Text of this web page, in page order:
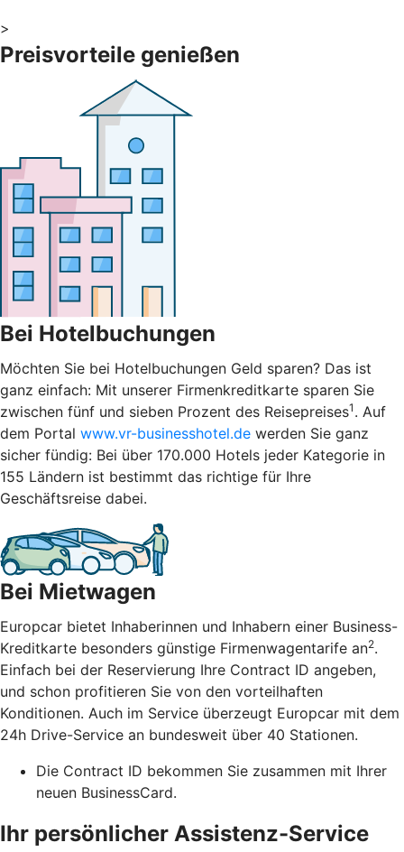
>
Preisvorteile genießen
Bei Hotelbuchungen
Möchten Sie bei Hotelbuchungen Geld sparen? Das ist
ganz einfach: Mit unserer Firmenkreditkarte sparen Sie
zwischen fünf und sieben Prozent des Reisepreises1 . Auf
dem Portal www.vr-businesshotel.de werden Sie ganz
sicher fündig: Bei über 170.000 Hotels jeder Kategorie in
155 Ländern ist bestimmt das richtige für Ihre
Geschäftsreise dabei.
Bei Mietwagen
Europcar bietet Inhaberinnen und Inhabern einer Business-
Kreditkarte besonders günstige Firmenwagentarife an2.
Einfach bei der Reservierung Ihre Contract ID angeben,
und schon profitieren Sie von den vorteilhaften
Konditionen. Auch im Service überzeugt Europcar mit dem
24h Drive-Service an bundesweit über 40 Stationen.
Die Contract ID bekommen Sie zusammen mit Ihrer
neuen BusinessCard.
Ihr persönlicher Assistenz-Service